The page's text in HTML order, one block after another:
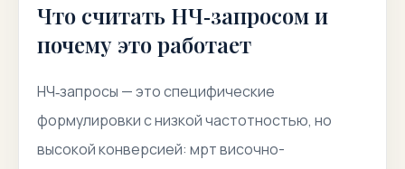
Что считать НЧ‑запросом и
почему это работает
НЧ‑запросы — это специфические
формулировки с низкой частотностью, но
высокой конверсией: мрт височно-